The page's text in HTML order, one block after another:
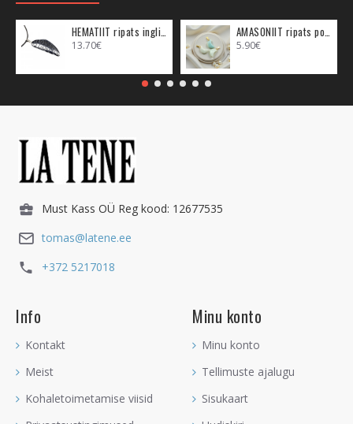
13.70€ 5.90€
Must Kass OÜ Reg kood: 12677535
tomas@latene.ee
+372 5217018
Info
Kontakt
Meist
Kohaletoimetamise viisid
Minu konto
Minu konto
Tellimuste ajalugu
Sisukaart